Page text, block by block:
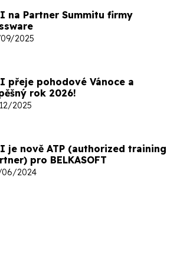
na Partner Summitu firmy
2025
přeje pohodové Vánoce a
rok 2026!
2025
je nově ATP (authorized training
pro BELKASOFT
2024